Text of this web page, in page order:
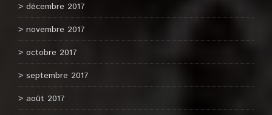
décembre 2017
novembre 2017
octobre 2017
septembre 2017
août 2017